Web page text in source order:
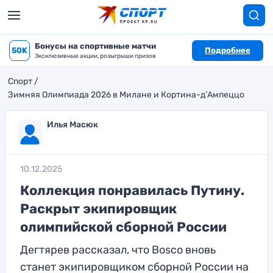
50K Бонусы на спортивные матчи
Эксклюзивные акции, розыгрыши призов
Подробнее
Спорт
Зимняя Олимпиада 2026 в Милане и Кортина-д’Ампеццо
Илья Масюк
10.12.2025
Коллекция понравилась Путину.
Раскрыт экипировщик
олимпийской сборной России
Дегтярев рассказал, что Bosco вновь
станет экипировщиком сборной России на